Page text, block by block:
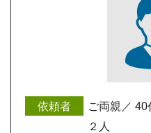
ご両親／
２人